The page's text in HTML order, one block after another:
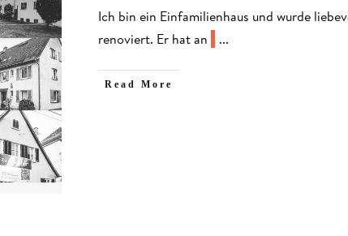
​Ich bin ein Einfamilienhaus und wurde
renoviert. Er hat an
...
​Read More